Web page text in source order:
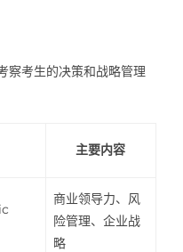
察考生的决策和战略管理
主要内容
商业领导力、风
险管理、企业战
略